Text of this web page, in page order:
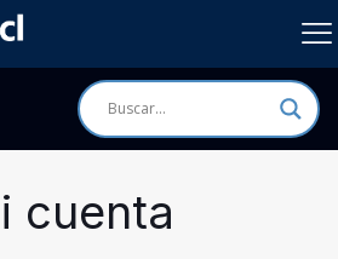
cuenta